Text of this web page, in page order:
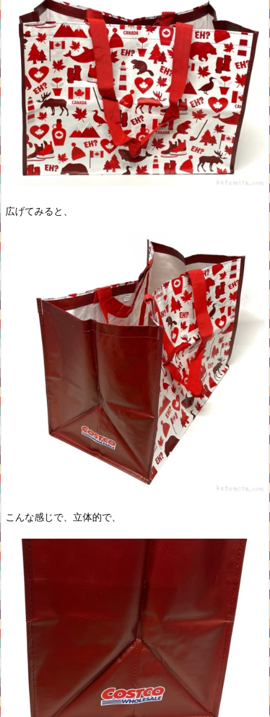
広げてみると、
こんな感じで、立体的で、